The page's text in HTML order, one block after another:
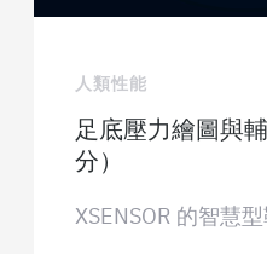
人類性能
足底壓力繪圖與
分）
XSENSOR 的智慧